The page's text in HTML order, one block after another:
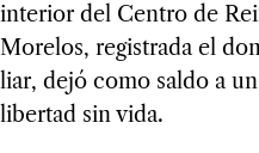
inte­rior del Cen­tro de
More­los, regis­trada el
liar, dejó como saldo a
liber­tad sin vida.